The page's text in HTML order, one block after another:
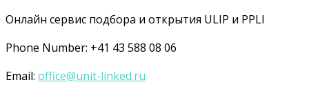
Онлайн сервис подбора и открытия ULIP и PPLI
Phone Number: +41 43 588 08 06
Email: office@unit-linked.ru